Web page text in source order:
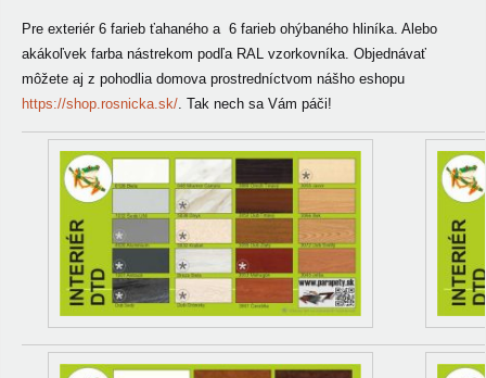
Pre exteriér 6 farieb ťahaného a 6 farieb ohýbaného hliníka. Alebo
akákoľvek farba nástrekom podľa RAL vzorkovníka. Objednávať
môžete aj z pohodlia domova prostredníctvom nášho eshopu
https://shop.rosnicka.sk/. Tak nech sa Vám páči!